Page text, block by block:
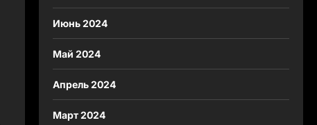
Июнь 2024
Май 2024
Апрель 2024
Март 2024